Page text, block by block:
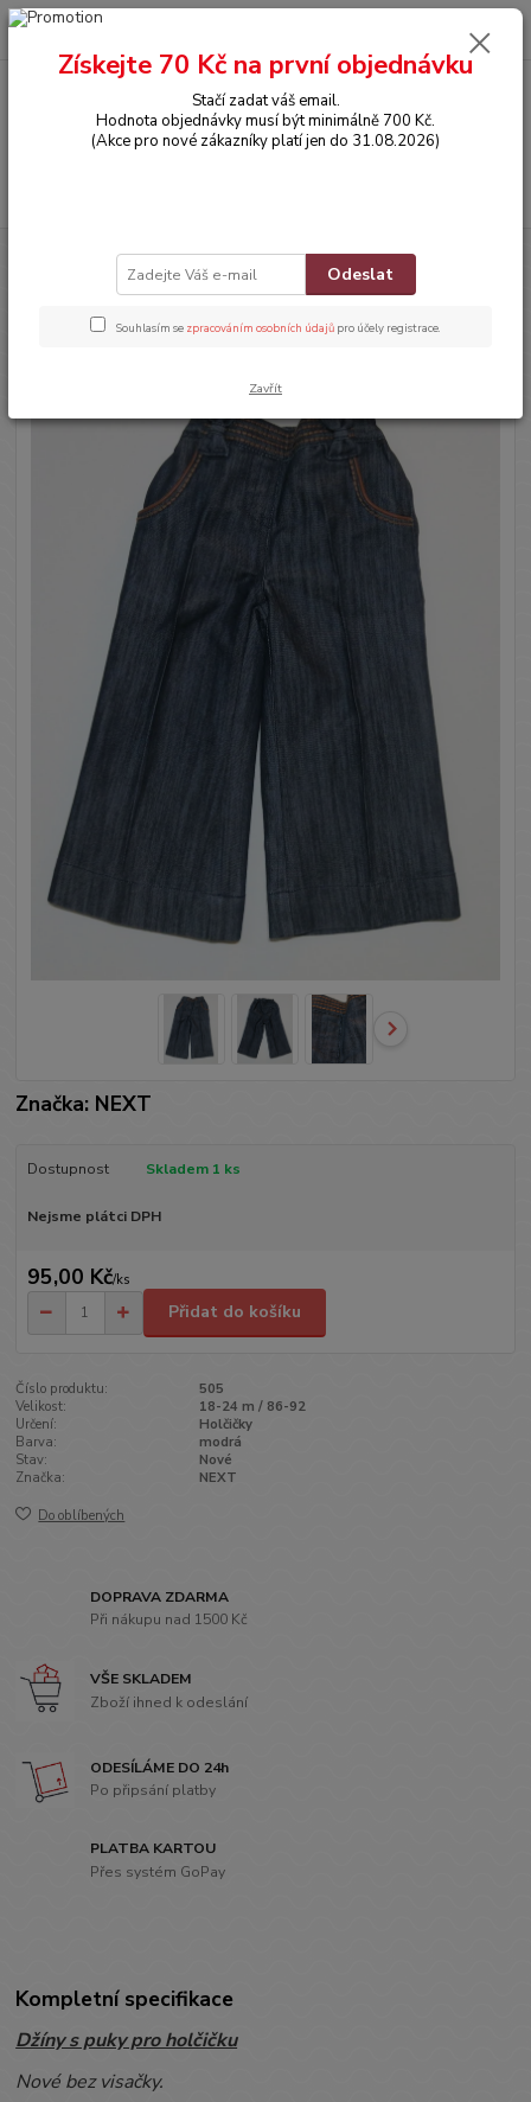
0,00 Kč
OBLEČENÍ Džíny
Džíny
Značka: NEXT
Dostupnost Skladem 1 ks
Nejsme plátci DPH
95,00 Kč/ks
Přidat do košíku
Číslo produktu:
505
Velikost:
18-24 m / 86-92
Určení:
Holčičky
Barva:
modrá
Stav:
Nové
Značka:
NEXT
Do oblíbených
DOPRAVA ZDARMA
Při nákupu nad 1500 Kč
VŠE SKLADEM
Zboží ihned k odeslání
ODESÍLÁME DO 24h
Po připsání platby
PLATBA KARTOU
Přes systém GoPay
Kompletní specifikace
Džíny s puky pro holčičku
Nové bez visačky.
Získejte 70 Kč na první objednávku
Stačí zadat váš email.
Hodnota objednávky musí být minimálně 700 Kč.
(Akce pro nové zákazníky platí jen do 31.08.2026)
Odeslat
Souhlasím se zpracováním osobních údajů pro účely registrace.
Zavřít